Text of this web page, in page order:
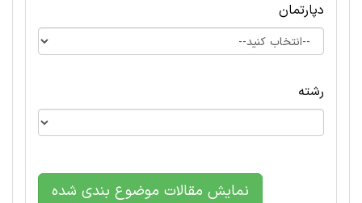
دپارتمان
رشته
نمایش مقالات موضوع بندی شده